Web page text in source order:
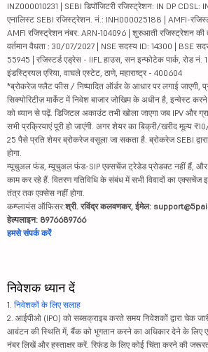
INZ000010231 | SEBI डिपॉजिटरी रजिस्ट्रेशन: IN DP CDSL:
एनालिस्ट SEBI रजिस्ट्रेशन. नं.: INH000025188 | AMFI-
AMFI रजिस्ट्रेशन नंबर: ARN-104096 | शुरुआती रजिस्ट्रेशन की
वर्तमान वैधता : 30/07/2027 | NSE सदस्य ID: 14300 | BSE
55945 | रजिस्टर्ड एड्रेस - IIFL हाउस, सन इन्फोटेक पार्क, रोड नं.
इंडस्ट्रियल एरिया, वाघले एस्टेट, ठाणे, महाराष्ट्र - 400604
*ब्रोकरेज फ्लैट फीस / निष्पादित ऑर्डर के आधार पर लगाई जाएगी,
सिक्योरिटीज़ मार्केट में निवेश बाजार जोखिम के अधीन है, इन्वेस्ट
को ध्यान से पढ़ें. डिजिटल अकाउंट तभी खोला जाएगा जब IPV और
सभी प्रक्रियाएं पूरी हो जाएंगी. अगर शेयर का बिक्री/खरीद मूल्य
25 पैसे प्रति शेयर ब्रोकरेज वसूला जा सकता है. ब्रोकरेज SEBI द्वारा
होगा.
म्यूचुअल फंड, म्यूचुअल फंड-SIP एक्सचेंज ट्रेडेड प्रोडक्ट नहीं हैं, और
काम कर रहे हैं. वितरण गतिविधि के संबंध में सभी विवादों का एक्सचेंज
तंत्र तक एक्सेस नहीं होगा.
कम्प्लायंस ऑफिसर:श्री. रविंद्र कलवणकर, ईमेल:
हेल्पलाइन: 8976689766
हमसे संपर्क करें
निवेशक ध्यान दें
1. निवेशकों के लिए सलाह
2. आईपीओ (IPO) को सब्सक्राइब करते समय निवेशकों द्वारा चेक
आवंटन की स्थिति में, बैंक को भुगतान करने का अधिकार देने के लिए
नंबर लिखें और हस्ताक्षर करें. रिफंड के लिए कोई चिंता करने की